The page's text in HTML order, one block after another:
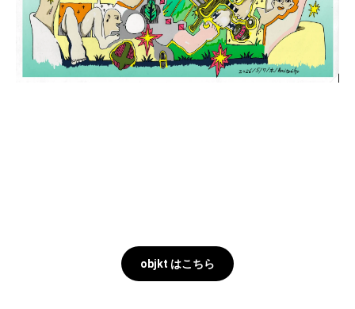
objkt はこちら